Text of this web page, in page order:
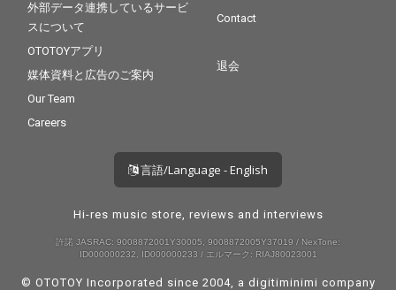
外部データ連携しているサービ
スについて
OTOTOYアプリ
媒体資料と広告のご案内
Our Team
Careers
Contact
退会
言語/Language - English
Hi-res music store, reviews and interviews
許諾 JASRAC: 9008872001Y30005, 9008872005Y37019 / NexTone:
ID000000232, ID000000233 / エルマーク: RIAJ80023001
© OTOTOY Incorporated since 2004, a digitiminimi company